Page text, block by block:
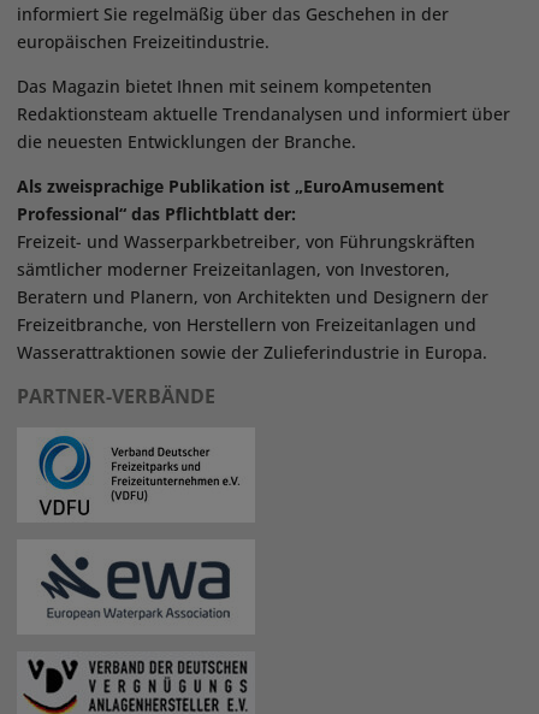
informiert Sie regelmäßig über das Geschehen in der
europäischen Freizeitindustrie.
Das Magazin bietet Ihnen mit seinem kompetenten
Redaktionsteam aktuelle Trendanalysen und informiert über
die neuesten Entwicklungen der Branche.
Als zweisprachige Publikation ist „EuroAmusement
Professional“ das Pflichtblatt der:
Freizeit- und Wasserparkbetreiber, von Führungskräften
sämtlicher moderner Freizeitanlagen, von Investoren,
Beratern und Planern, von Architekten und Designern der
Freizeitbranche, von Herstellern von Freizeitanlagen und
Wasserattraktionen sowie der Zulieferindustrie in Europa.
PARTNER-VERBÄNDE